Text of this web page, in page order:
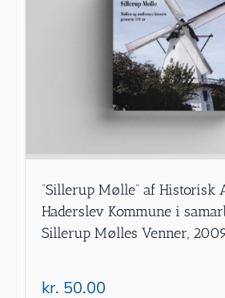
”Sillerup Mølle” af Historisk
Haderslev Kommune i
Sillerup Mølles Venner,
kr. 50.00